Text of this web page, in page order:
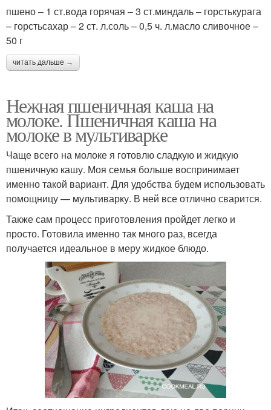
пшено – 1 ст.вода горячая – 3 ст.миндаль – горстькурага
– горстьсахар – 2 ст. л.соль – 0,5 ч. л.масло сливочное –
50 г
читать дальше →
Нежная пшеничная каша на
молоке. Пшеничная каша на
молоке в мультиварке
Чаще всего на молоке я готовлю сладкую и жидкую
пшеничную кашу. Моя семья больше воспринимает
именно такой вариант. Для удобства будем использовать
помощницу — мультиварку. В ней все отлично сварится.
Также сам процесс приготовления пройдет легко и
просто. Готовила именно так много раз, всегда
получается идеальное в меру жидкое блюдо.